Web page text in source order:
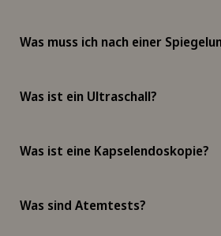
Was muss ich nach einer
Was ist ein Ultraschall?
Was ist eine Kapselendoskopie?
Was sind Atemtests?